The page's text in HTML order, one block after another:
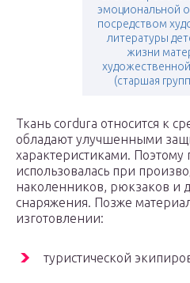
эмоциональной
посредством
литературы
жизни
(старшая
Ткань cordura относится к
обладают улучшенными
характеристиками. Поэтому
использовалась при
наколенников, рюкзаков и
снаряжения. Позже
изготовлении:
туристической